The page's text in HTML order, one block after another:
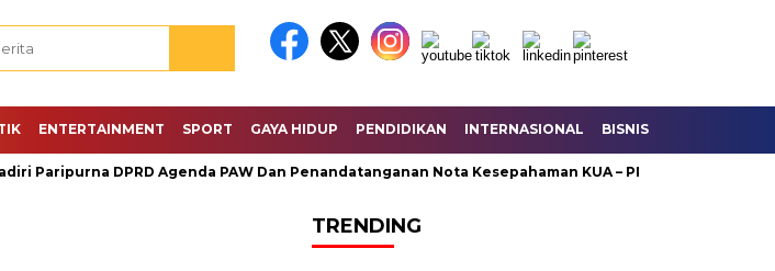
ENTERTAINMENT SPORT GAYA HIDUP PENDIDIKAN INTERNASIONAL BISNIS
DPRD Agenda PAW Dan Penandatanganan Nota Kesepahaman KUA – PPAS Perubahan
TRENDING